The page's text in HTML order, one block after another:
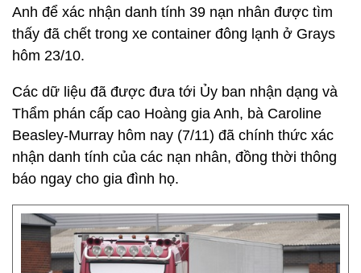
Anh để xác nhận danh tính 39 nạn nhân được tìm
thấy đã chết trong xe container đông lạnh ở Grays
hôm 23/10.
Các dữ liệu đã được đưa tới Ủy ban nhận dạng và
Thẩm phán cấp cao Hoàng gia Anh, bà Caroline
Beasley-Murray hôm nay (7/11) đã chính thức xác
nhận danh tính của các nạn nhân, đồng thời thông
báo ngay cho gia đình họ.